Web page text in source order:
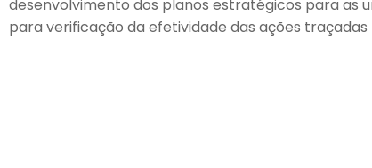
desenvolvimento dos planos estratégicos para as
para verificação da efetividade das ações